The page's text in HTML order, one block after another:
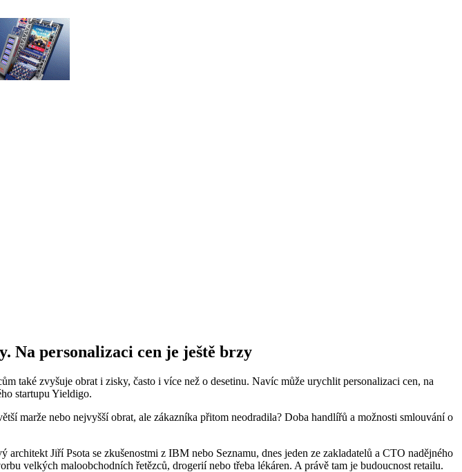
Na personalizaci cen je ještě brzy
také zvyšuje obrat i zisky, často i více než o desetinu. Navíc může urychlit personalizaci cen, na
startupu Yieldigo.
marže nebo nejvyšší obrat, ale zákazníka přitom neodradila? Doba handlířů a možnosti smlouvání o
Jiří Psota se zkušenostmi z IBM nebo Seznamu, dnes jeden ze zakladatelů a CTO nadějného
velkých maloobchodních řetězců, drogerií nebo třeba lékáren. A právě tam je budoucnost retailu.